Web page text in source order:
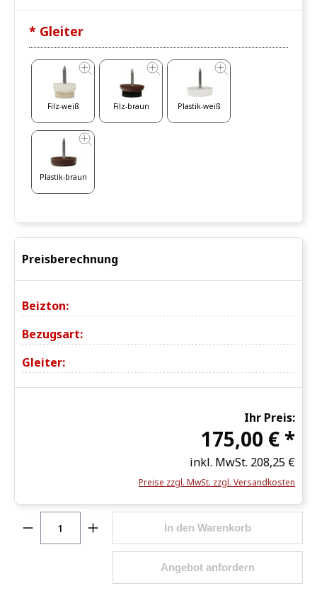
* Gleiter
Filz-weiß Filz-braun Plastik-weiß
Plastik-braun
Preisberechnung
Beizton:
Bezugsart:
Gleiter:
Ihr Preis:
175,00 € *
inkl. MwSt. 208,25 €
Preise zzgl. MwSt. zzgl. Versandkosten
Produkt Anzahl: Gib den gewünschten Wert
In den Warenkorb
Angebot anfordern